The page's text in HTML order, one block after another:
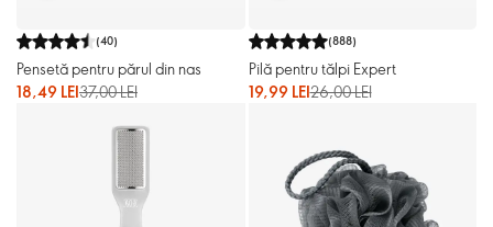
(40)
Pensetă pentru părul din nas
18,49 LEI37,00 LEI
(888)
Pilă pentru tălpi Expert
19,99 LEI26,00 LEI